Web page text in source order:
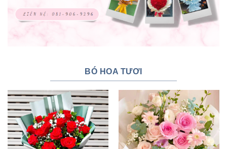
BÓ HOA TƯƠI